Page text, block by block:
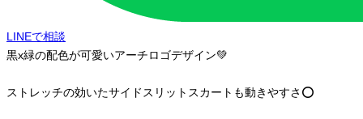
LINEで相談
黒x緑の配色が可愛いアーチロゴデザイン💚
ストレッチの効いたサイドスリットスカートも動きやすさ⭕️